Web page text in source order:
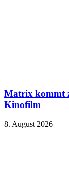
Matrix kommt
Kinofilm
8. August 2026